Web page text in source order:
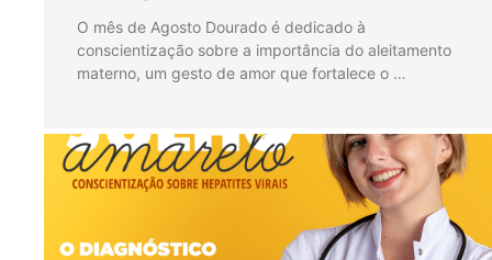
O mês de Agosto Dourado é dedicado à
conscientização sobre a importância do aleitamento
materno, um gesto de amor que fortalece o …